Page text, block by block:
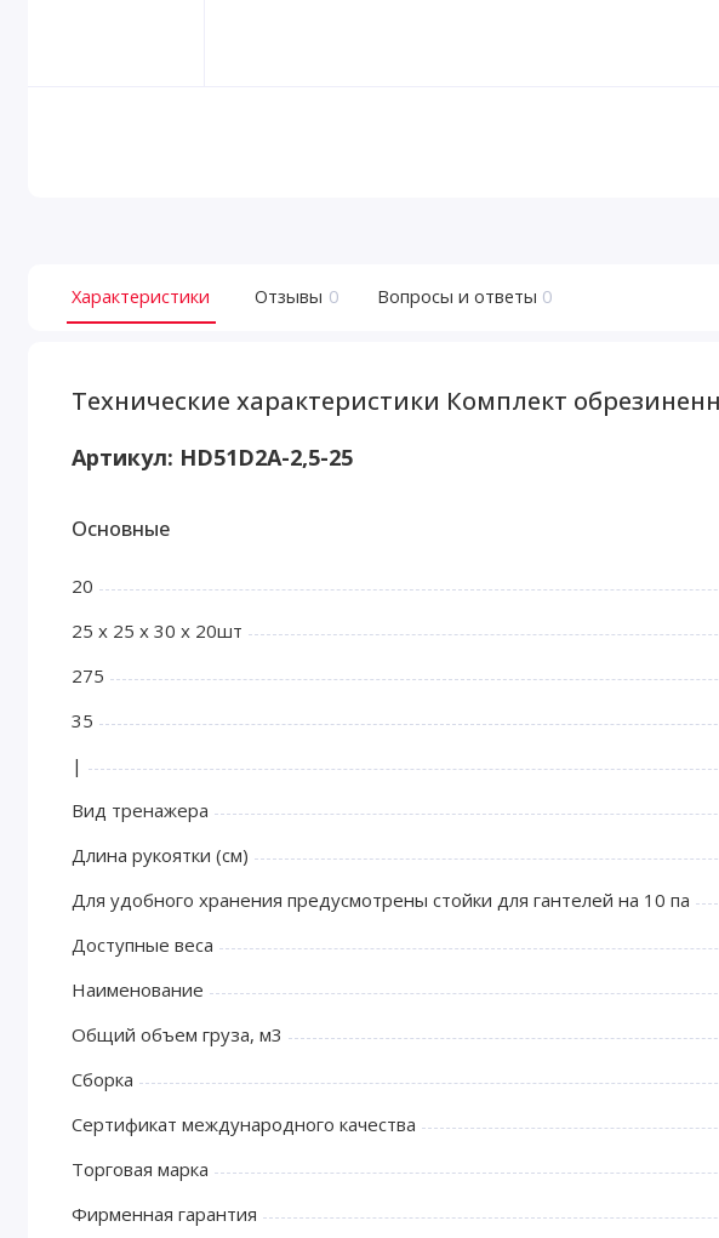
Характеристики Отзывы 0 Вопросы и ответы 0
Технические характеристики Комплект
Артикул: HD51D2A-2,5-25
Основные
20
25 х 25 х 30 х 20шт
275
35
|
Вид тренажера
Длина рукоятки (см)
Для удобного хранения предусмотрены стойки для гантелей на 10 па
Доступные веса
Наименование
Общий объем груза, м3
Сборка
Сертификат международного качества
Торговая марка
Фирменная гарантия